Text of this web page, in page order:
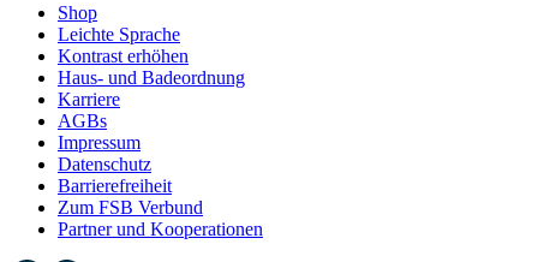
Shop
Leichte Sprache
Kontrast erhöhen
Haus- und Badeordnung
Karriere
AGBs
Impressum
Datenschutz
Barrierefreiheit
Zum FSB Verbund
Partner und Kooperationen